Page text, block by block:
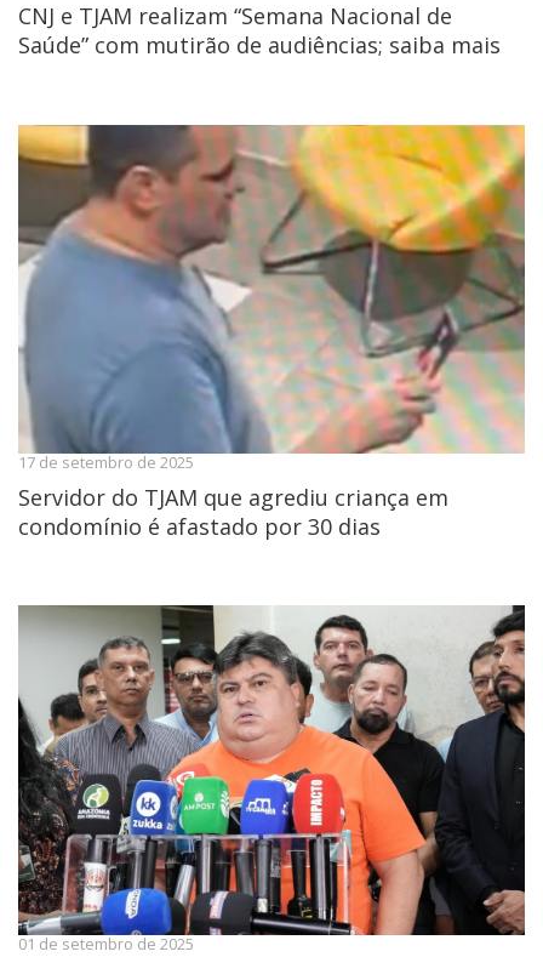
CNJ e TJAM realizam “Semana Nacional de
Saúde” com mutirão de audiências; saiba mais
17 de setembro de 2025
Servidor do TJAM que agrediu criança em
condomínio é afastado por 30 dias
01 de setembro de 2025